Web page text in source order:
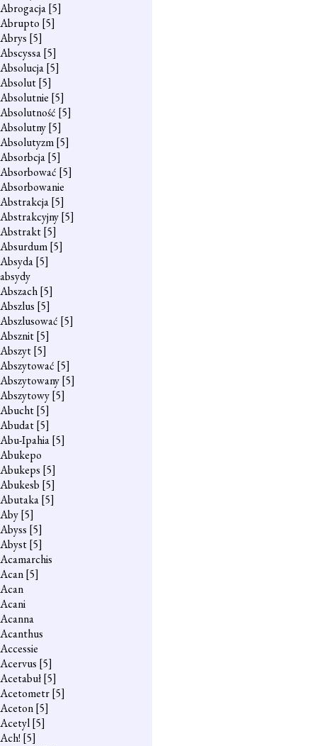
Abrogacja[5]
Abrupto [5]
Abrys [5]
Abscyssa[5]
Absolucja[5]
Absolut[5]
Absolutnie [5]
Absolutność [5]
Absolutny[5]
Absolutyzm[5]
Absorbcja[5]
Absorbować [5]
Absorbowanie
Abstrakcja[5]
Abstrakcyjny[5]
Abstrakt[5]
Absurdum[5]
Absyda[5]
absydy
Abszach[5]
Abszlus [5]
Abszlusować [5]
Absznit[5]
Abszyt[5]
Abszytować [5]
Abszytowany[5]
Abszytowy[5]
Abucht[5]
Abudat[5]
Abu-Ipahia[5]
Abukepo
Abukeps [5]
Abukesb [5]
Abutaka[5]
Aby[5]
Abyss [5]
Abyst[5]
Acamarchis
Acan[5]
Acan
Acani
Acanna
Acanthus
Accessie
Acervus [5]
Acetabuł[5]
Acetometr[5]
Aceton[5]
Acetyl[5]
Ach! [5]